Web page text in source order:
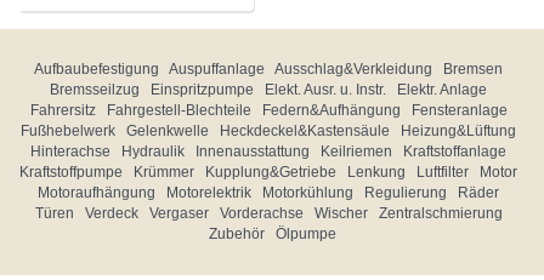
Aufbaubefestigung Auspuffanlage Ausschlag&Verkleidung
Bremsen
Bremsseilzug
Einspritzpumpe Elekt. Ausr. u. Instr.
Elektr. Anlage
Fahrersitz
Fahrgestell-Blechteile Federn&Aufhängung
Fensteranlage
Fußhebelwerk
Gelenkwelle Heckdeckel&Kastensäule
Heizung&Lüftung
Hinterachse
Hydraulik Innenausstattung Keilriemen
Kraftstoffanlage
Kraftstoffpumpe
Krümmer Kupplung&Getriebe Lenkung Luftfilter
Motor
Motoraufhängung
Motorelektrik Motorkühlung Regulierung
Räder
Türen
Verdeck Vergaser Vorderachse Wischer
Zentralschmierung
Zubehör
Ölpumpe